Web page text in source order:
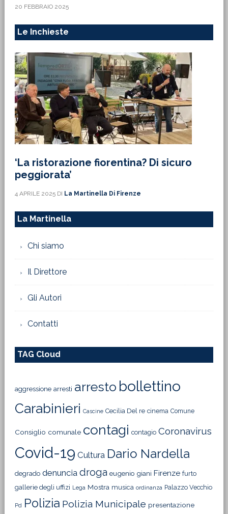
20 FEBBRAIO 2025
Le Inchieste
‘La ristorazione fiorentina? Di sicuro
peggiorata’
4 APRILE 2025DI La Martinella Di Firenze
La Martinella
Chi siamo
Il Direttore
Gli Autori
Contatti
TAG Cloud
aggressione arresti arresto bollettino
Carabinieri Cascine Cecilia Del re cinema Comune
Consiglio comunale contagi contagio Coronavirus
Covid-19 Cultura Dario Nardella
degrado denuncia droga eugenio giani Firenze furto
gallerie degli uffizi Lega Mostra musica ordinanza Palazzo Vecchio
Pd Polizia Polizia Municipale presentazione